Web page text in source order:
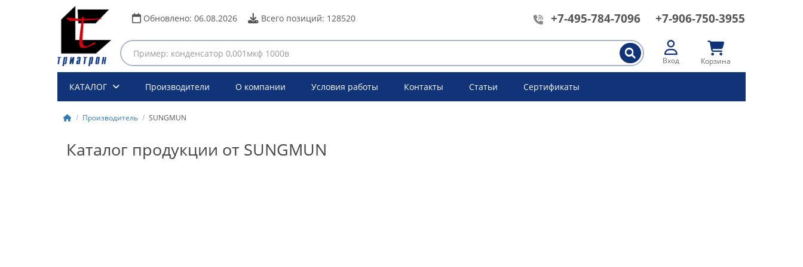
Обновлено: 06.08.2026 Всего позиций: 128520 +7-495-784-7096 +7-906-750-3955
Вход Корзина
КАТАЛОГ Производители О компании Условия работы Контакты Статьи Сертификаты
Производитель SUNGMUN
Каталог продукции от SUNGMUN